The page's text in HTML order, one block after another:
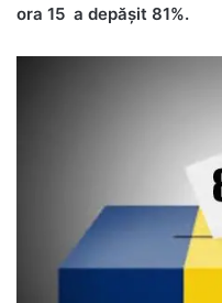
ora 15 a depășit 81%.